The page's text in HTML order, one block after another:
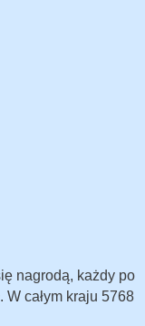
nagrodą, każdy po
W całym kraju 5768